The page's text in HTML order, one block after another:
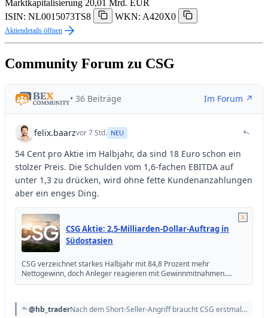
Marktkapitalisierung 20,01 Mrd. EUR
ISIN: NL0015073TS8
WKN: A420X0
Aktiendetails öffnen
Community Forum zu CSG